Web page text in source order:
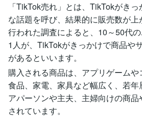
「TikTok売れ」とは、TikTokがき
な話題を呼び、結果的に販売数が
行われた調査によると、10～50代
1人が、TikTokがきっかけで商品や
があるといいます。
購入される商品は、アプリゲーム
食品、家電、家具など幅広く、若年
アパーソンや主夫、主婦向けの商
されています。